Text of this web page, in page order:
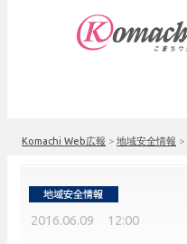
Komachi Web広報 > 地域安全情報 >
2016.06.09 12:00